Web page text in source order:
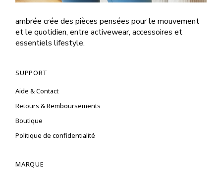
ambrée crée des pièces pensées pour le mouvement
et le quotidien, entre activewear, accessoires et
essentiels lifestyle.
SUPPORT
Aide & Contact
Retours & Remboursements
Boutique
Politique de confidentialité
MARQUE